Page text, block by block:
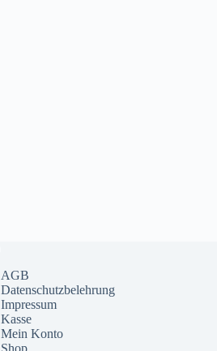
AGB
Datenschutzbelehrung
Impressum
Kasse
Mein Konto
Shop